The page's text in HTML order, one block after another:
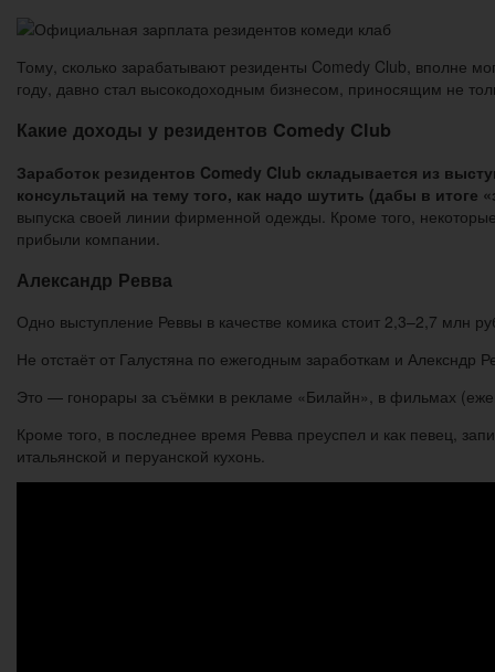
Тому, сколько зарабатывают резиденты Comedy Club, вполне
году, давно стал высокодоходным бизнесом, приносящим не
Какие доходы у резидентов Comedy Club
Заработок резидентов Comedy Club складывается из
консультаций на тему того, как надо шутить (дабы в
выпуска своей линии фирменной одежды. Кроме того,
прибыли компании.
Александр Ревва
Одно выступление Реввы в качестве комика стоит 2,3–2,7 млн
Не отстаёт от Галустяна по ежегодным заработкам и Алексндр
Это — гонорары за съёмки в рекламе «Билайн», в фильмах
Кроме того, в последнее время Ревва преуспел и как певец,
итальянской и перуанской кухонь.